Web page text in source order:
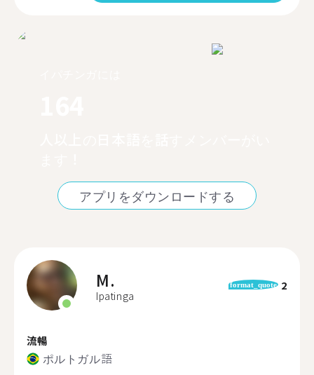
アプリをダウンロードする
M.
Ipatinga
format_quote 2
流暢
ポルトガル語